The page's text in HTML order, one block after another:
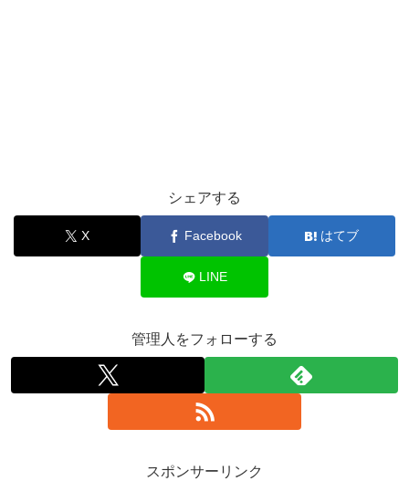
シェアする
X Facebook はてブ
LINE
管理人をフォローする
スポンサーリンク